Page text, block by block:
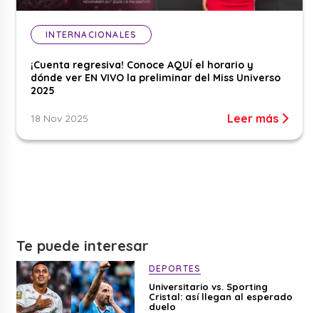
INTERNACIONALES
¡Cuenta regresiva! Conoce AQUÍ el horario y
dónde ver EN VIVO la preliminar del Miss Universo
2025
18 Nov 2025 Leer más
Te puede interesar
DEPORTES
Universitario vs. Sporting
Cristal: así llegan al esperado
duelo